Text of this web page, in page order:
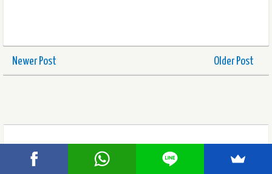
Newer Post Older Post